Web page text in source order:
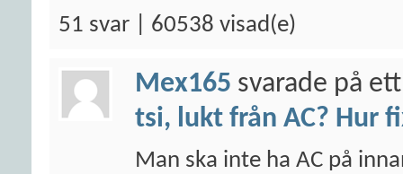
51 svar | 60538 visad(e)
Mex165 svarade på
tsi, lukt från AC? Hur
Man ska inte ha AC på